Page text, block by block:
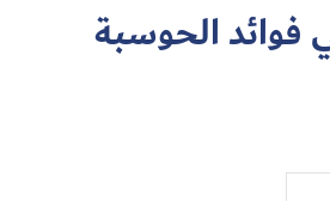
فوائد الحوسبة